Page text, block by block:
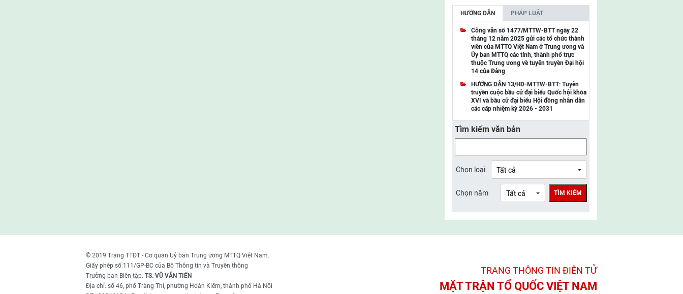
UBMTTQ Việt Nam tỉnh Quảng Ninh
UBMTTQ Việt Nam tỉnh Cao Bằng
UBMTTQ Việt Nam tỉnh Lạng Sơn
UBMTTQ Việt Nam tỉnh Lai Châu
UBMTTQ Việt Nam tỉnh Điện Biên
UBMTTQ Việt Nam tỉnh Sơn La
UBMTTQ Việt Nam tỉnh Thanh Hóa
UBMTTQ Việt Nam tỉnh Nghệ An
UBMTTQ Việt Nam tỉnh Lào Cai
UBMTTQ Việt Nam tỉnh Thái Nguyên
UBMTTQ Việt Nam tỉnh Bắc Ninh
UBMTTQ Việt Nam tỉnh Ninh Bình
UBMTTQ Việt Nam tỉnh Quảng Trị
HƯỚNG DẪN PHÁP LUẬT
Công văn số 1477/MTTW-BTT ngày 22
tháng 12 năm 2025 gửi các tổ chức thành
viên của MTTQ Việt Nam ở Trung ương và
Ủy ban MTTQ các tỉnh, thành phố trực
thuộc Trung ương về tuyên truyền Đại hội
14 của Đảng
HƯỚNG DẪN 13/HD-MTTW-BTT: Tuyên
truyền cuộc bầu cử đại biểu Quốc hội khóa
XVI và bầu cử đại biểu Hội đồng nhân dân
các cấp nhiệm kỳ 2026 - 2031
Tìm kiếm văn bản
Chọn loại
Chọn năm TÌM KIẾM
© 2019 Trang TTĐT - Cơ quan Uỷ ban Trung ương MTTQ Việt Nam.
Giấy phép số:111/GP-BC của Bộ Thông tin và Truyền thông
Trưởng ban Biên tập: TS. VŨ VĂN TIẾN
Địa chỉ: số 46, phố Tràng Thi, phường Hoàn Kiếm, thành phố Hà Nội
TRANG THÔNG TIN ĐIỆN TỬ­
MẶT TRẬN TỔ QUỐC VIỆT NAM